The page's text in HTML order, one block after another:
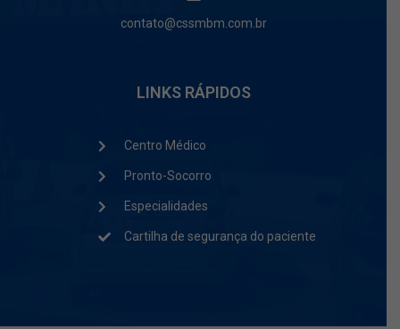
contato@cssmbm.com.br
LINKS RÁPIDOS
Centro Médico
Pronto-Socorro
Especialidades
Cartilha de segurança do paciente